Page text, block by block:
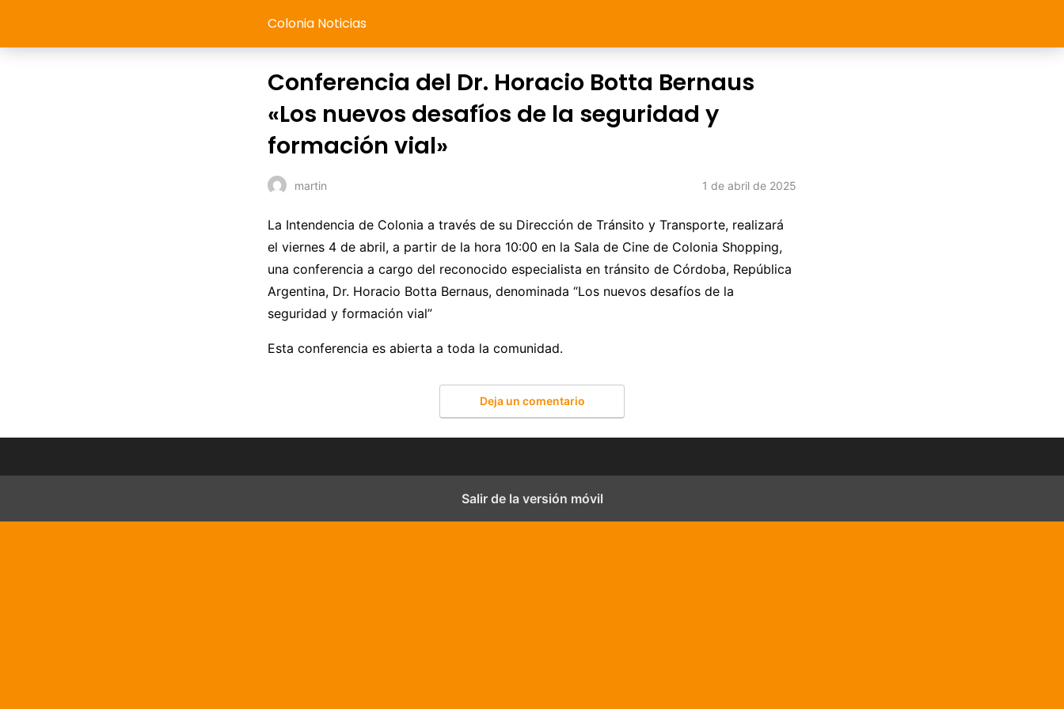
Colonia Noticias
Conferencia del Dr. Horacio Botta Bernaus
«Los nuevos desafíos de la seguridad y
formación vial»
martin 1 de abril de 2025
La Intendencia de Colonia a través de su Dirección de Tránsito y Transporte, realizará
el viernes 4 de abril, a partir de la hora 10:00 en la Sala de Cine de Colonia Shopping,
una conferencia a cargo del reconocido especialista en tránsito de Córdoba, República
Argentina, Dr. Horacio Botta Bernaus, denominada “Los nuevos desafíos de la
seguridad y formación vial”
Esta conferencia es abierta a toda la comunidad.
Deja un comentario
Salir de la versión móvil